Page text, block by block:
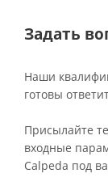
Задать
Наши
готовы
Присылайте
входные
Calpeda под